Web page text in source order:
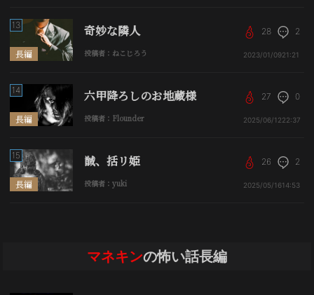
長編
13 奇妙な隣人
投稿者：ねこじろう
28 2
2023/01/0921:21
長編
14 六甲降ろしのお地蔵様
投稿者：Flounder
27 0
2025/06/1222:37
長編
15 馘、括リ姫
投稿者：yuki
26 2
2025/05/1614:53
マネキンの怖い話長編